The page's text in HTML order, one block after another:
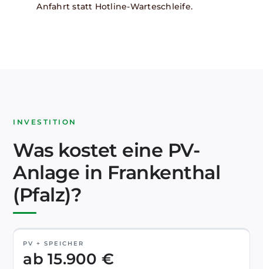
Anfahrt statt Hotline-Warteschleife.
INVESTITION
Was kostet eine PV-
Anlage in Frankenthal
(Pfalz)?
PV + SPEICHER
ab 15.900 €